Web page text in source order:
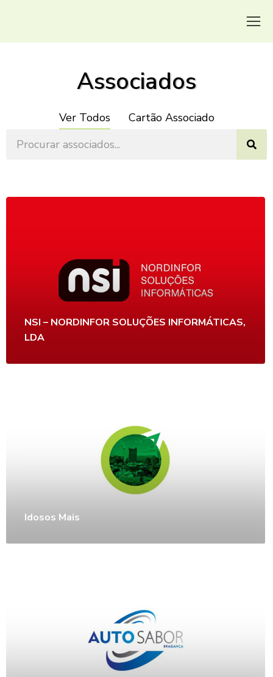
Associados
Ver Todos Cartão Associado
NSI – NORDINFOR SOLUÇÕES INFORMÁTICAS,
LDA
Idosos Mais